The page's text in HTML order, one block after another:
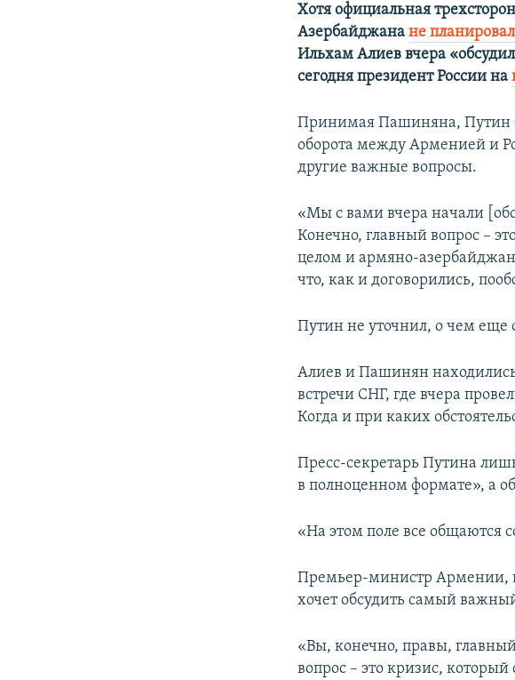
Хотя официальная
Азербайджанане
Ильхам Алиев вчера
сегодня президент России на
Принимая Пашиняна, Путин
оборота между Арменией и
другие важные вопросы.
«Мы с вами вчера начали
Конечно, главный вопрос –
целом и армяно-
что, как и договорились,
Путин не уточнил, о чем еще
Алиев и Пашинян
встречи СНГ, где вчера
Когда и при каких
Пресс-секретарь Путина
в полноценном формате», а
«На этом поле все общаются
Премьер-министр Армении, в
хочет обсудить самый
«Вы, конечно, правы,
вопрос – это кризис,